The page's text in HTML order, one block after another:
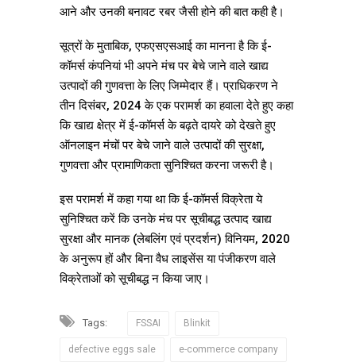
आने और उनकी बनावट रबर जैसी होने की बात कही है।
सूत्रों के मुताबिक, एफएसएसआई का मानना है कि ई-
कॉमर्स कंपनियां भी अपने मंच पर बेचे जाने वाले खाद्य
उत्पादों की गुणवत्ता के लिए जिम्मेदार हैं। प्राधिकरण ने
तीन दिसंबर, 2024 के एक परामर्श का हवाला देते हुए कहा
कि खाद्य क्षेत्र में ई-कॉमर्स के बढ़ते दायरे को देखते हुए
ऑनलाइन मंचों पर बेचे जाने वाले उत्पादों की सुरक्षा,
गुणवत्ता और प्रामाणिकता सुनिश्चित करना जरूरी है।
इस परामर्श में कहा गया था कि ई-कॉमर्स विक्रेता ये
सुनिश्चित करें कि उनके मंच पर सूचीबद्ध उत्पाद खाद्य
सुरक्षा और मानक (लेबलिंग एवं प्रदर्शन) विनियम, 2020
के अनुरूप हों और बिना वैध लाइसेंस या पंजीकरण वाले
विक्रेताओं को सूचीबद्ध न किया जाए।
Tags: FSSAI Blinkit
defective eggs sale e-commerce company